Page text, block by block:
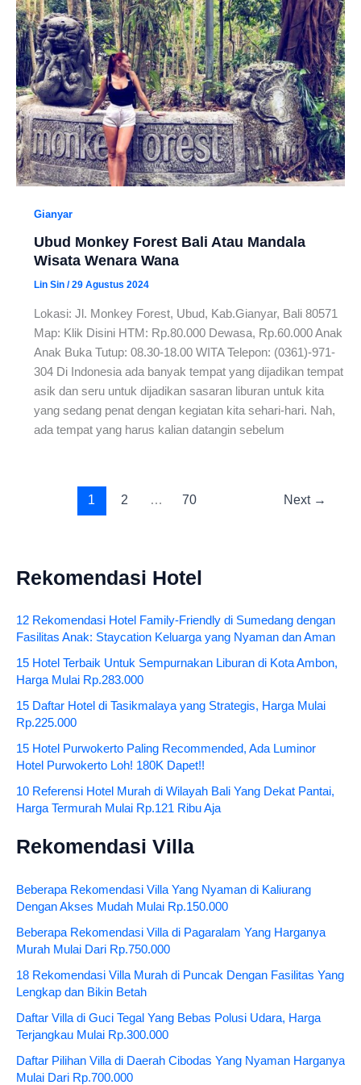
Gianyar
Ubud Monkey Forest Bali Atau Mandala
Wisata Wenara Wana
Lin Sin /29 Agustus 2024
Lokasi: Jl. Monkey Forest, Ubud, Kab.Gianyar, Bali 80571
Map: Klik Disini HTM: Rp.80.000 Dewasa, Rp.60.000 Anak
Anak Buka Tutup: 08.30-18.00 WITA Telepon: (0361)-971-
304 Di Indonesia ada banyak tempat yang dijadikan tempat
asik dan seru untuk dijadikan sasaran liburan untuk kita
yang sedang penat dengan kegiatan kita sehari-hari. Nah,
ada tempat yang harus kalian datangin sebelum
1 2 … 70 Next →
Rekomendasi Hotel
12 Rekomendasi Hotel Family-Friendly di Sumedang dengan
Fasilitas Anak: Staycation Keluarga yang Nyaman dan Aman
15 Hotel Terbaik Untuk Sempurnakan Liburan di Kota Ambon,
Harga Mulai Rp.283.000
15 Daftar Hotel di Tasikmalaya yang Strategis, Harga Mulai
Rp.225.000
15 Hotel Purwokerto Paling Recommended, Ada Luminor
Hotel Purwokerto Loh! 180K Dapet!!
10 Referensi Hotel Murah di Wilayah Bali Yang Dekat Pantai,
Harga Termurah Mulai Rp.121 Ribu Aja
Rekomendasi Villa
Beberapa Rekomendasi Villa Yang Nyaman di Kaliurang
Dengan Akses Mudah Mulai Rp.150.000
Beberapa Rekomendasi Villa di Pagaralam Yang Harganya
Murah Mulai Dari Rp.750.000
18 Rekomendasi Villa Murah di Puncak Dengan Fasilitas Yang
Lengkap dan Bikin Betah
Daftar Villa di Guci Tegal Yang Bebas Polusi Udara, Harga
Terjangkau Mulai Rp.300.000
Daftar Pilihan Villa di Daerah Cibodas Yang Nyaman Harganya
Mulai Dari Rp.700.000